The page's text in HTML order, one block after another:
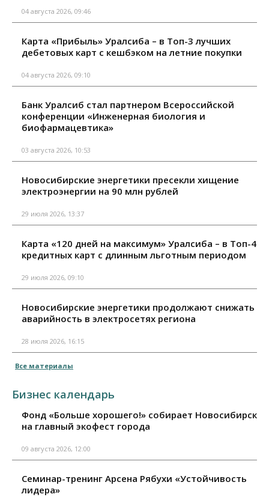
04 августа 2026, 09:46
Карта «Прибыль» Уралсиба – в Топ-3 лучших
дебетовых карт с кешбэком на летние покупки
04 августа 2026, 09:10
Банк Уралсиб стал партнером Всероссийской
конференции «Инженерная биология и
биофармацевтика»
03 августа 2026, 10:53
Новосибирские энергетики пресекли хищение
электроэнергии на 90 млн рублей
29 июля 2026, 13:37
Карта «120 дней на максимум» Уралсиба – в Топ-4
кредитных карт с длинным льготным периодом
29 июля 2026, 09:10
Новосибирские энергетики продолжают снижать
аварийность в электросетях региона
28 июля 2026, 16:15
Все материалы
Бизнес календарь
Фонд «Больше хорошего!» собирает Новосибирск
на главный экофест города
09 августа 2026, 12:00
Семинар-тренинг Арсена Рябухи «Устойчивость
лидера»